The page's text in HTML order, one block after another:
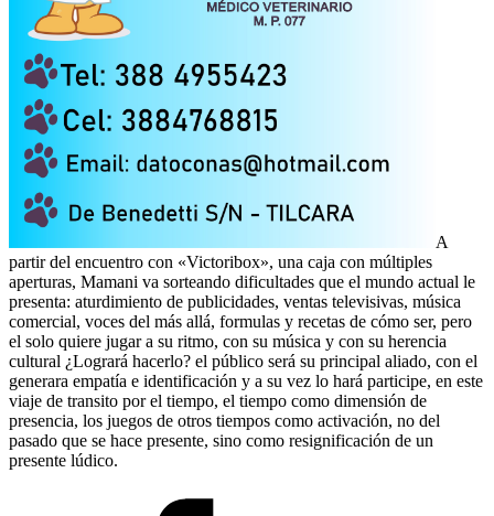
A
partir del encuentro con «Victoribox», una caja con múltiples
aperturas, Mamani va sorteando dificultades que el mundo actual le
presenta: aturdimiento de publicidades, ventas televisivas, música
comercial, voces del más allá, formulas y recetas de cómo ser, pero
el solo quiere jugar a su ritmo, con su música y con su herencia
cultural ¿Logrará hacerlo? el público será su principal aliado, con el
generara empatía e identificación y a su vez lo hará participe, en este
viaje de transito por el tiempo, el tiempo como dimensión de
presencia, los juegos de otros tiempos como activación, no del
pasado que se hace presente, sino como resignificación de un
presente lúdico.